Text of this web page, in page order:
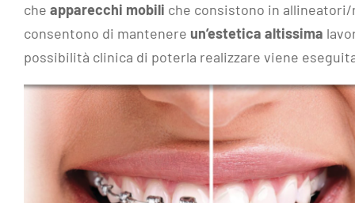
che apparecchi mobili che consistono in
consentono di mantenere un’estetica altissima
possibilità clinica di poterla realizzare viene